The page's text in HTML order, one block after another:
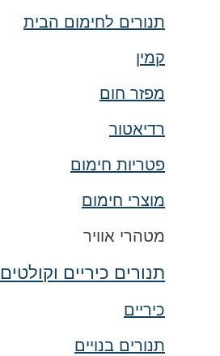
תנורים לחימום הבית
קמין
מפזר חום
רדיאטור
פטריות חימום
מוצרי חימום
מטהרי אוויר
תנורים כיריים וקולטים
כיריים
תנורים בנויים